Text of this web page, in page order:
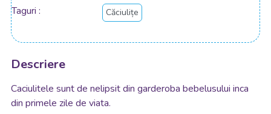
Taguri Căciulițe
Descriere
Caciulitele sunt de nelipsit din garderoba bebelusului inca
din primele zile de viata.